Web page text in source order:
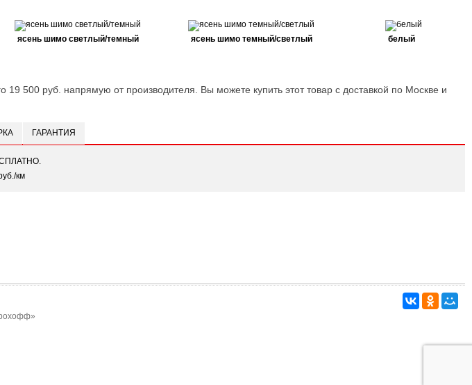
ясень шимо светлый/темный ясень шимо темный/светлый белый
500 руб. напрямую от производителя. Вы можете купить этот товар с доставкой по Москве и
ГАРАНТИЯ
км